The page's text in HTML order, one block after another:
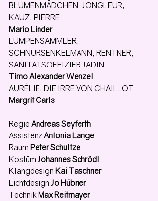
BLUMENMÄDCHEN, JONGLEUR,
KAUZ, PIERRE
Mario Linder
LUMPENSAMMLER,
SCHNÜRSENKELMANN, RENTNER,
SANITÄTSOFFIZIER JADIN
Timo Alexander Wenzel
AURÉLIE, DIE IRRE VON CHAILLOT
Margrit Carls
Regie Andreas Seyferth
Assistenz Antonia Lange
Raum Peter Schultze
Kostüm Johannes Schrödl
Klangdesign Kai Taschner
Lichtdesign Jo Hübner
Technik Max Reitmayer